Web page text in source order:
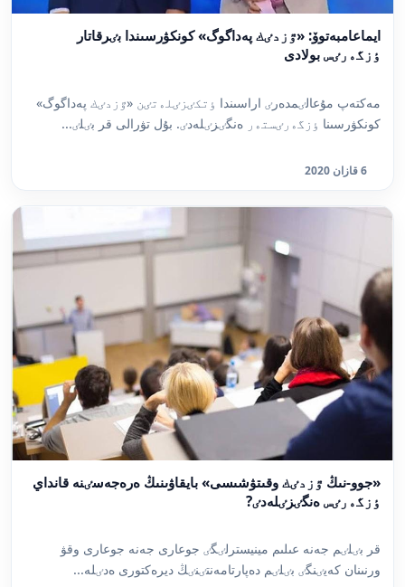
ايماعامبەتوۆ: «ٷزدٸك پەداگوگ» كونكۋرسىندا بٸرقاتار
ٶزگەرٸس بولادى
مەكتەپ مۇعالٸمدەرٸ اراسىندا ٶتكٸزٸلەتٸن «ٷزدٸك پەداگوگ»
كونكۋرسىنا ٶزگەرٸستەر ەنگٸزٸلەدٸ. بۇل تۋرالى قر بٸلٸ...
6 قازان 2020
«جوو-نىڭ ٷزدٸك وقىتۋشىسى» بايقاۋىنىڭ ەرەجەسٸنە قانداي
ٶزگەرٸس ەنگٸزٸلەدٸ?
قر بٸلٸم جەنە عىلىم مينيسترلٸگٸ جوعارى جەنە جوعارى وقۋ
ورنىنان كەيٸنگٸ بٸلٸم دەپارتامەنتٸنٸڭ ديرەكتورى ەدٸلە...